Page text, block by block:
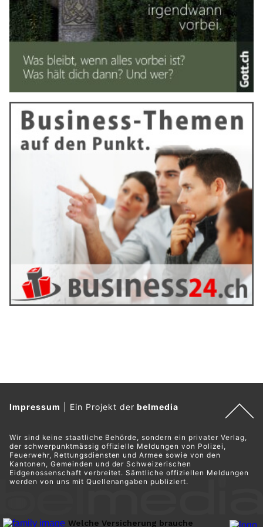
Impressum Ein Projekt derbelmedia
Wir sind keine staatliche Behörde, sondern ein privater Verlag,
der schwerpunktmässig offizielle Meldungen von Polizei,
Feuerwehr, Rettungsdiensten und Armee sowie von den
Kantonen, Gemeinden und der Schweizerischen
Eidgenossenschaft verbreitet. Sämtliche offiziellen Meldungen
werden von uns mit Quellenangaben publiziert.